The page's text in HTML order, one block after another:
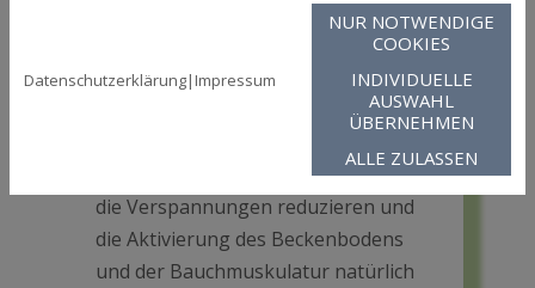
Eine bewusste Atmung ist die Basis
starke
Atemtherapie lernen Sie Techniken,
die Verspannungen reduzieren und
die Aktivierung des Beckenbodens
und der Bauchmuskulatur natürlich
Datenschutzerklärung| Impressum
NUR NOTWENDIGE
COOKIES
INDIVIDUELLE
AUSWAHL
ÜBERNEHMEN
ALLE ZULASSEN